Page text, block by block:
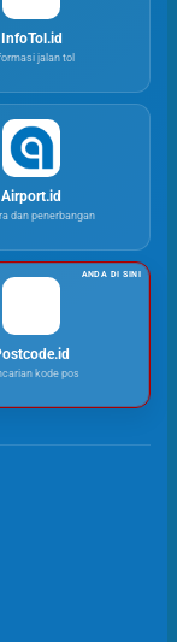
InfoTol.id
jalan tol
Airport.id
dan penerbangan
kode pos